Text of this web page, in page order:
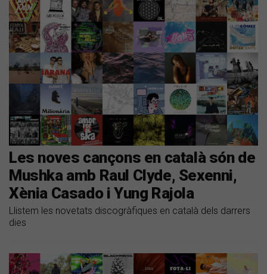
Les noves cançons en català són de
Mushka amb Raul Clyde, Sexenni,
Xènia Casado i Yung Rajola
Llistem les novetats discogràfiques en català dels darrers
dies